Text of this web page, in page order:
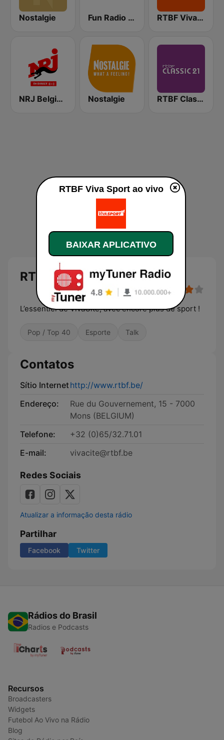
Nostalgie Fun Radio BELGIQUE RTBF VivaCité Hainaut
NRJ Belgique Nostalgie RTBF Classic 21
RTBF Viva Sport
L’essentiel de VivaCité, avec encore plus de sport !
Pop / Top 40 Esporte Talk
Contatos
Sítio Internethttp://www.rtbf.be/
Endereço:
Rue du Gouvernement, 15 - 7000
Mons (BELGIUM)
Telefone:
+32 (0)65/32.71.01
E-mail:
vivacite@rtbf.be
Redes Sociais
Atualizar a informação desta rádio
Partilhar
Facebook Twitter
Rádios do Brasil
Radios e Podcasts
Recursos
Broadcasters
Widgets
Futebol Ao Vivo na Rádio
Blog
RTBF Viva Sport ao vivo
BAIXAR APLICATIVO